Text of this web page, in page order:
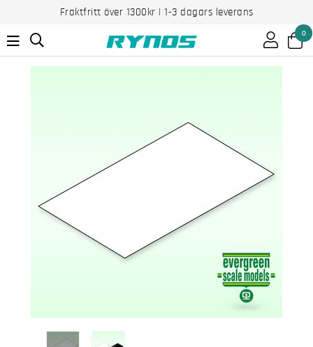
Fraktfritt över 1300kr | 1-3 dagars leverans
0